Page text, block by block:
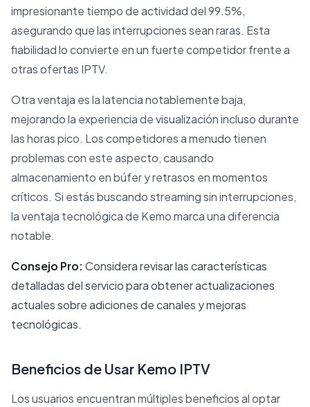
impresionante tiempo de actividad del 99.5%,
asegurando que las interrupciones sean raras. Esta
fiabilidad lo convierte en un fuerte competidor frente a
otras ofertas IPTV.
Otra ventaja es la latencia notablemente baja,
mejorando la experiencia de visualización incluso durante
las horas pico. Los competidores a menudo tienen
problemas con este aspecto, causando
almacenamiento en búfer y retrasos en momentos
críticos. Si estás buscando streaming sin interrupciones,
la ventaja tecnológica de Kemo marca una diferencia
notable.
Consejo Pro: Considera revisar las características
detalladas del servicio para obtener actualizaciones
actuales sobre adiciones de canales y mejoras
tecnológicas.
Beneficios de Usar Kemo IPTV
Los usuarios encuentran múltiples beneficios al optar